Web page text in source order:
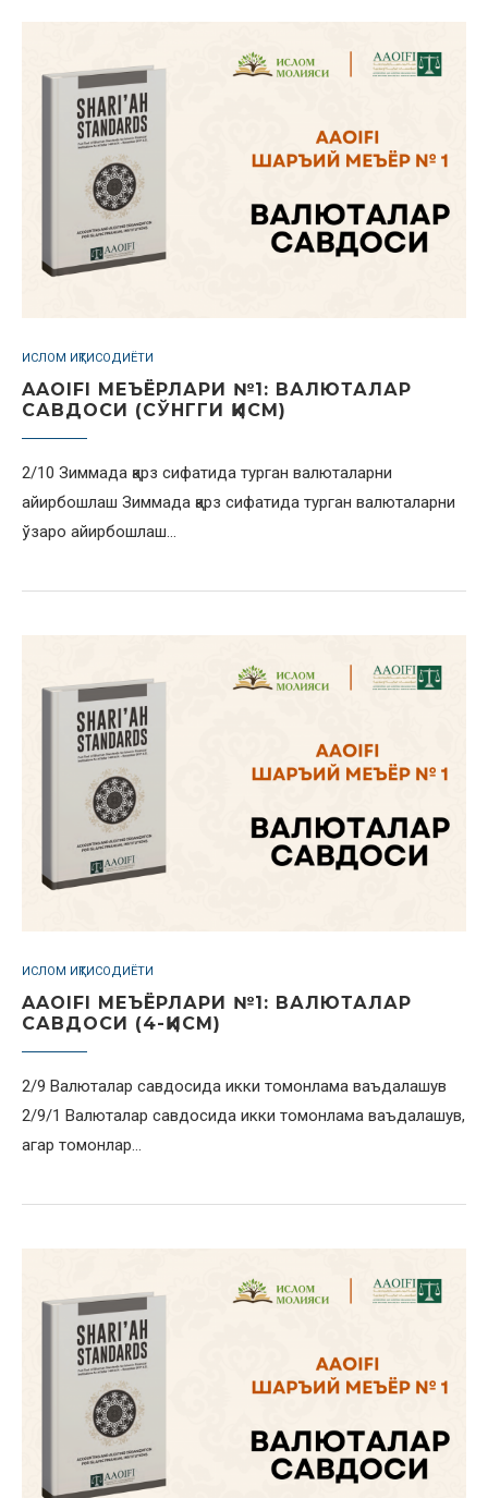
ИСЛОМ ИҚТИСОДИЁТИ
AAOIFI МЕЪЁРЛАРИ №1: ВАЛЮТАЛАР
САВДОСИ (СЎНГГИ ҚИСМ)
2/10 Зиммада қарз сифатида турган валюталарни
айирбошлаш Зиммада қарз сифатида турган валюталарни
ўзаро айирбошлаш…
ИСЛОМ ИҚТИСОДИЁТИ
AAOIFI МЕЪЁРЛАРИ №1: ВАЛЮТАЛАР
САВДОСИ (4-ҚИСМ)
2/9 Валюталар савдосида икки томонлама ваъдалашув
2/9/1 Валюталар савдосида икки томонлама ваъдалашув,
агар томонлар…